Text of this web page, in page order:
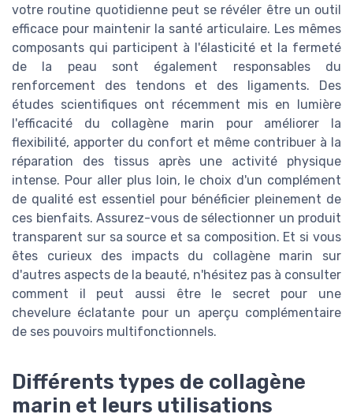
votre routine quotidienne peut se révéler être un outil
efficace pour maintenir la santé articulaire. Les mêmes
composants qui participent à l'élasticité et la fermeté
de la peau sont également responsables du
renforcement des tendons et des ligaments. Des
études scientifiques ont récemment mis en lumière
l'efficacité du collagène marin pour améliorer la
flexibilité, apporter du confort et même contribuer à la
réparation des tissus après une activité physique
intense. Pour aller plus loin, le choix d'un complément
de qualité est essentiel pour bénéficier pleinement de
ces bienfaits. Assurez-vous de sélectionner un produit
transparent sur sa source et sa composition. Et si vous
êtes curieux des impacts du collagène marin sur
d'autres aspects de la beauté, n'hésitez pas à consulter
comment il peut aussi être le secret pour une
chevelure éclatante pour un aperçu complémentaire
de ses pouvoirs multifonctionnels.
Différents types de collagène
marin et leurs utilisations